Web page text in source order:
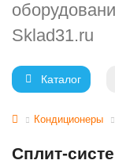
Каталог
Кондиционеры
Сплит-